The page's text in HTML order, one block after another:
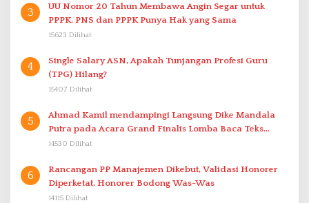
3
UU Nomor 20 Tahun Membawa Angin Segar untuk
PPPK. PNS dan PPPK Punya Hak yang Sama
15623 Dilihat
4
Single Salary ASN, Apakah Tunjangan Profesi Guru
(TPG) Hilang?
15407 Dilihat
5
Ahmad Kamil mendampingi Langsung Dike Mandala
Putra pada Acara Grand Finalis Lomba Baca Teks
Proklamasi Mirip Bung Karno di Bali
14530 Dilihat
6
Rancangan PP Manajemen Dikebut, Validasi Honorer
Diperketat, Honorer Bodong Was-Was
14115 Dilihat